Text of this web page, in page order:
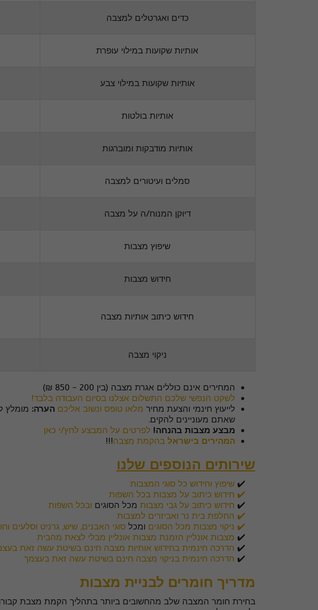
כדים ואגרטלים למצבה
אותיות שקועות במילוי עופרת
אותיות שקועות במילוי צבע
אותיות בולטות
אותיות מודבקות ומוברגות
סמלים ועיטורים למצבה
דיוקן המנוח/ה על מצבה
שיפוץ מצבות
חידוש מצבות
חידוש כיתוב אותיות מצבה
ניקוי מצבה
המחירים אינם כוללים אגרת מצבה (בין 200 - 850 ₪)
לשקט הנפשי שלכם התשלום אצלנו בסיום העבודה בלבד!
לייעוץ חינמי והצעת מחיר מלאו טופס ונשוב אליכם הערה: מומלץ
שאתם מעוניינים להקים.
מבצע מצבות בהנחה! לפרטים על המבצע לחץ/י כאן
המהירים בישראל בהקמת מצבה!!!
שירותים הנוספים שלנו
✔️שיפוץ וחידוש כל סוגי המצבות
✔️ חידוש כיתוב על מצבות בכל השפות
✔️ חידוש כיתוב על גבי מצבות מכל הסוגים ובכל השפות
✔️ החלפת בית נר ואביזרים למצבות
✔️ ניקוי מצבות מכל הסוגים ומכל סוגי האבנים, שיש, גרניט וסלעים
✔️ מצבות אונליין הזמנת מצבות אונליין מבלי לצאת מהבית
✔️ הדרכה חינמית בחידוש אותיות מצבה חינם בשיטת עשה זאת
✔️ הדרכה חינמית בניקוי מצבה חינם בשיטת עשה זאת בעצמך
מדריך חומרים לבניית מצבות
בחירת חומר המצבה שלב מהחשובים ביותר בתהליך הקמת מצבת